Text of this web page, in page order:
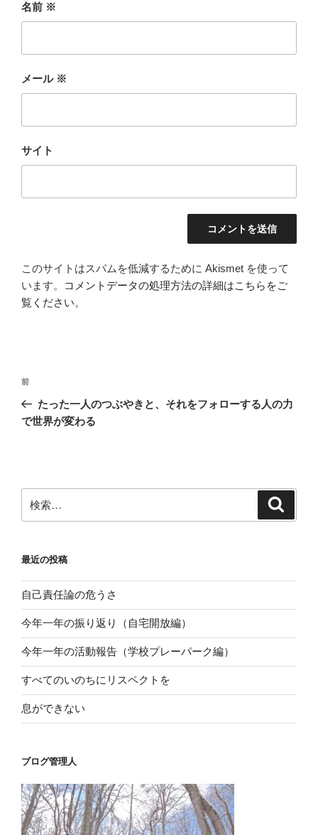
名前 ※
メール ※
サイト
このサイトはスパムを低減するために Akismet を使って
います。
コメントデータの処理方法の詳細はこちらをご
覧ください。
投
ナ
シ
ョ
前
の
投
前
たった一人のつぶやきと、それをフォローする人の力
で世界が変わる
索:
最近の投稿
自己責任論の危うさ
今年一年の振り返り（自宅開放編）
今年一年の活動報告（学校プレーパーク編）
すべてのいのちにリスペクトを
息ができない
ブログ管理人